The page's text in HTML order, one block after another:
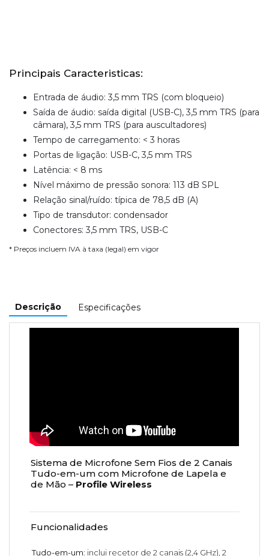
Principais Caracteristicas:
Entrada de áudio: 3,5 mm TRS (com bloqueio)
Saída de áudio: saída digital (USB-C), 3,5 mm TRS (para
câmara), 3,5 mm TRS (para auscultadores)
Tempo de carregamento: < 3 horas
Portas de ligação: USB-C, 3,5 mm TRS
Latência: < 8 ms
Nível máximo de pressão sonora: 113 dB SPL
Relação sinal/ruído: típica de 78,5 dB (A)
Tipo de transdutor: condensador
Conectores: 3,5 mm TRS, USB-C
* Preços incluem IVA à taxa (legal) em vigor
Descrição Especificações
Sistema de Microfone Sem Fios de 2 Canais
Tudo-em-um com Microfone de Lapela e
de Mão – Profile Wireless
Funcionalidades
Tudo-em-um: inclui recetor de 2 canais (2,4 GHz), 2